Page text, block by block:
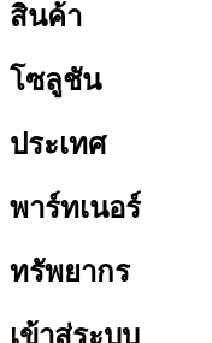
สินค้า​​
โซลูชัน​​
ประเทศ​​
พาร์ทเนอร์​​
ทรัพยากร​​
เข้าสู่ระบบ​​